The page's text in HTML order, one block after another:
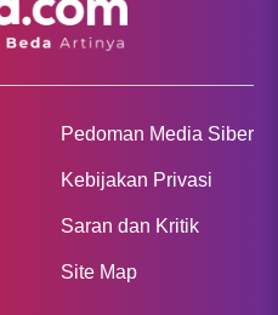
Pedoman Media Siber
Kebijakan Privasi
Saran dan Kritik
Site Map